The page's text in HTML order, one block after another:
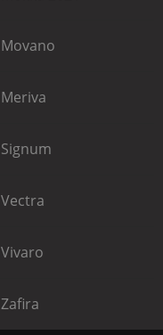
Movano
Meriva
Signum
Vectra
Vivaro
Zafira